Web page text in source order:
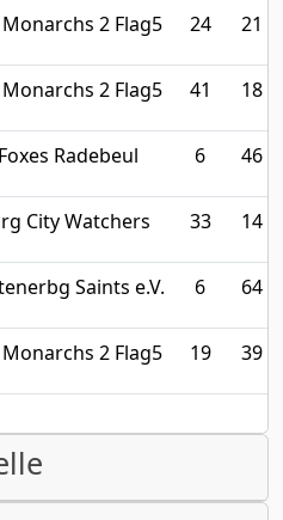
2 Flag5 24 21
2 Flag5 41 18
Radebeul 6 46
City Watchers 33 14
Saints e.V. 6 64
2 Flag5 19 39